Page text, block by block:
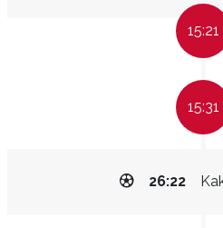
15:21
15:31
26:22